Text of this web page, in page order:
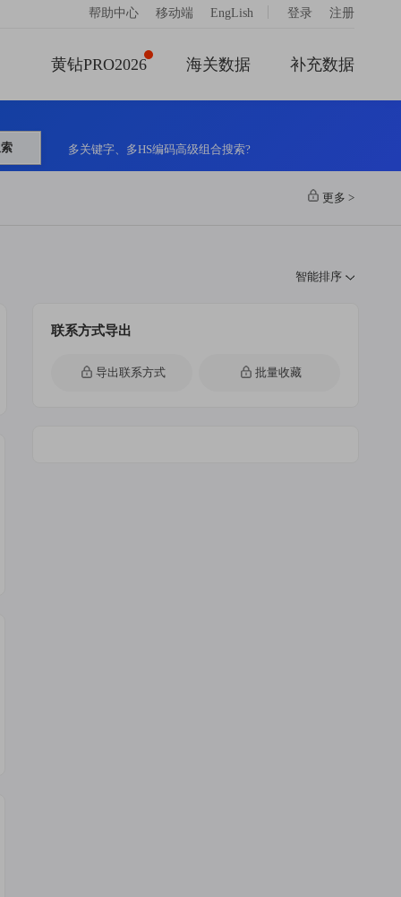
帮助中心 移动端 EngLish 登录 注册
黄钻PRO2026 海关数据 补充数据
多关键字、多HS编码高级组合搜索?
更多 >
智能排序
联系方式导出
导出联系方式 批量收藏